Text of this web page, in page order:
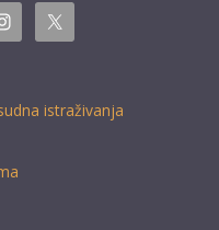
istraživanja